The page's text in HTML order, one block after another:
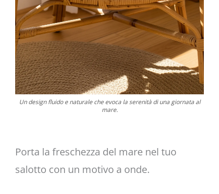
Un design fluido e naturale che evoca la serenità di una giornata al
mare.
Porta la freschezza del mare nel tuo
salotto con un motivo a onde.